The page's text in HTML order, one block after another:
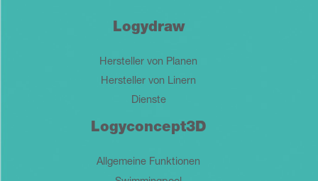
Logydraw
Hersteller von Planen
Hersteller von Linern
Dienste
Logyconcept3D
Allgemeine Funktionen